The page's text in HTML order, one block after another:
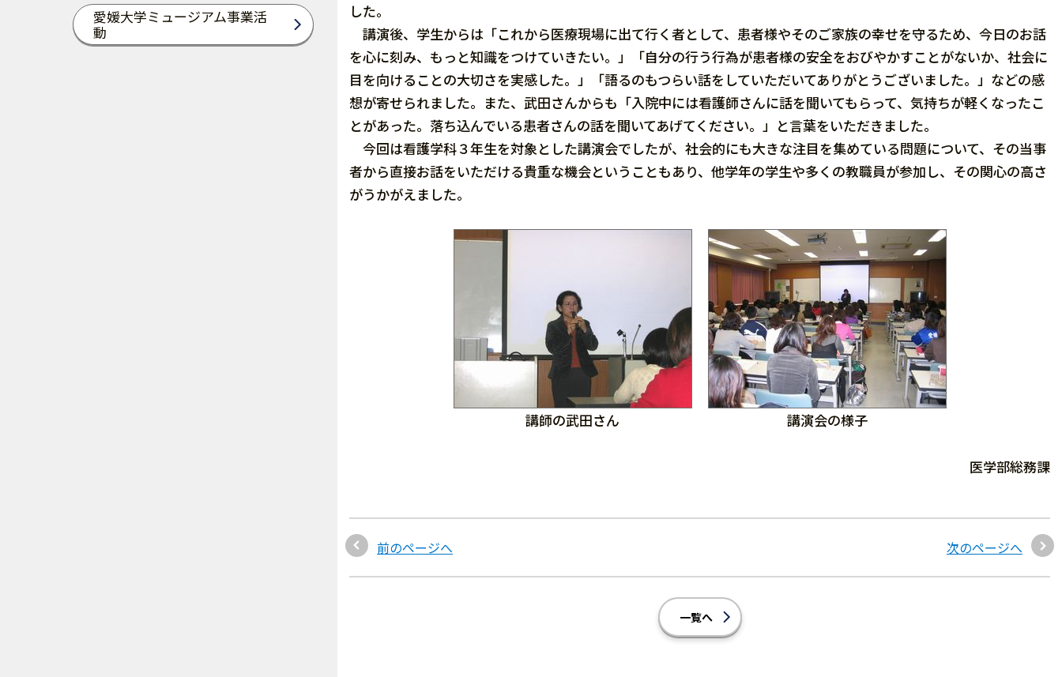
愛媛大学ミュージアム事業活
動
した。
講演後、学生からは「これから医療現場に出て行く者として、患者様やそのご家族の幸せを守るため、今日のお話
を心に刻み、もっと知識をつけていきたい。」「自分の行う行為が患者様の安全をおびやかすことがないか、社会に
目を向けることの大切さを実感した。」「語るのもつらい話をしていただいてありがとうございました。」などの感
想が寄せられました。また、武田さんからも「入院中には看護師さんに話を聞いてもらって、気持ちが軽くなったこ
とがあった。落ち込んでいる患者さんの話を聞いてあげてください。」と言葉をいただきました。
今回は看護学科３年生を対象とした講演会でしたが、社会的にも大きな注目を集めている問題について、その当事
者から直接お話をいただける貴重な機会ということもあり、他学年の学生や多くの教職員が参加し、その関心の高さ
がうかがえました。
講師の武田さん 講演会の様子
医学部総務課
前のページへ 次のページへ
一覧へ